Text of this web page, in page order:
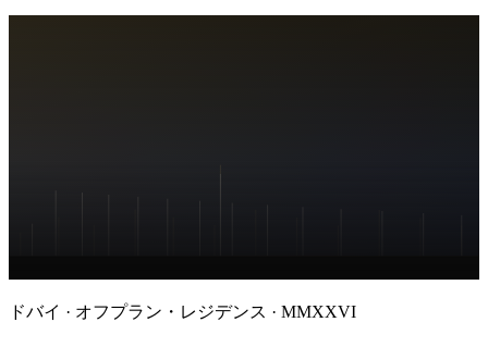
ドバイ · オフプラン・レジデンス · MMXXVI